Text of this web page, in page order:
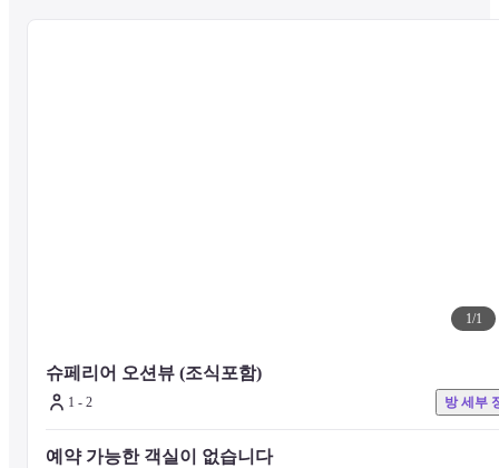
※ 계절과 온도에 의해 이용이 불가한 경우도 발생합니다.
[인원수 추가 이용 안내]
1/1
슈페리어 오션뷰 (조식포함)
1 - 2 방 세부
예약 가능한 객실이 없습니다